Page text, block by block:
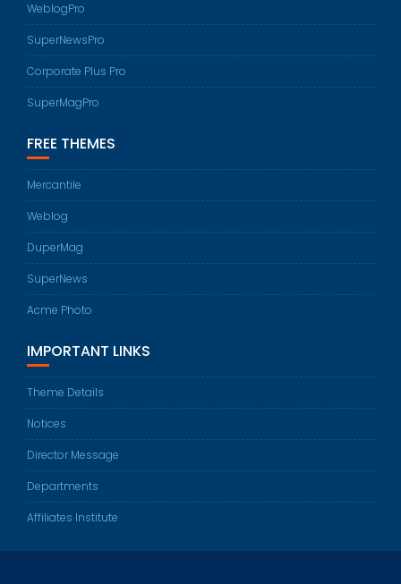
WeblogPro
SuperNewsPro
Corporate Plus Pro
SuperMagPro
FREE THEMES
Mercantile
Weblog
DuperMag
SuperNews
Acme Photo
IMPORTANT LINKS
Theme Details
Notices
Director Message
Departments
Affiliates Institute